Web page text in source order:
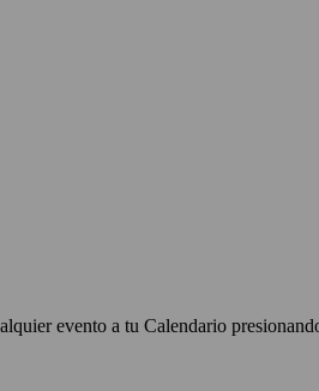
evento a tu Calendario